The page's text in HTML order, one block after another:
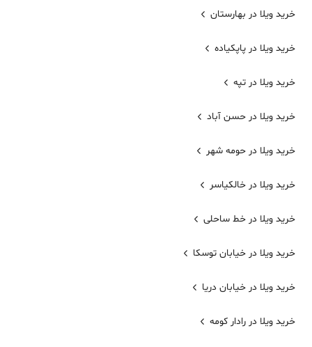
خرید ویلا در بهارستان
خرید ویلا در پاپکیاده
خرید ویلا در تپه
خرید ویلا در حسن آباد
خرید ویلا در حومه شهر
خرید ویلا در خالکیاسر
خرید ویلا در خط ساحلی
خرید ویلا در خیابان توسکا
خرید ویلا در خیابان دریا
خرید ویلا در رادار کومه